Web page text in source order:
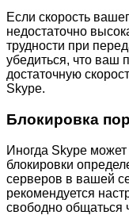
Если скорость
недостаточно
трудности при
убедиться, что ваш
достаточную
Skype.
Блокировка
Иногда Skype может
блокировки
серверов в вашей
рекомендуется
свободно общаться